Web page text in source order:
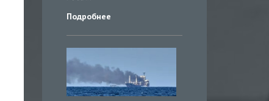
Подробнее